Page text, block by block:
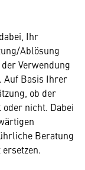
Ihr
Ablösung
Verwendung
Auf Basis Ihrer
ob der
nicht. Dabei
Beratung